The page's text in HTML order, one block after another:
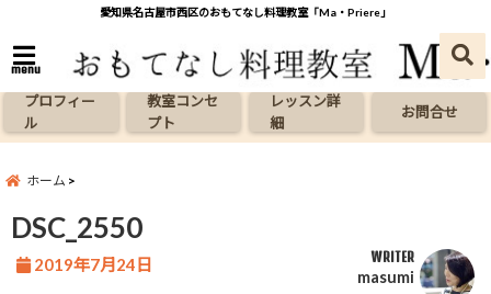
愛知県名古屋市西区のおもてなし料理教室「Ma・Priere」
menu
プロフィー
ル
教室コンセ
プト
レッスン詳
細
お問合せ
ホーム
DSC_2550
2019年7月24日 WRITER
masumi